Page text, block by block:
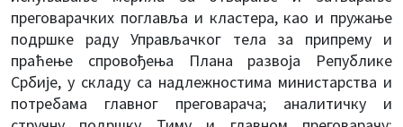
преговарачких поглавља и кластера, као и пружање
подршке раду Управљачког тела за припрему и
праћење спровођења Плана развоја Републике
Србије, у складу са надлежностима министарства и
потребама главног преговарача; аналитичку и